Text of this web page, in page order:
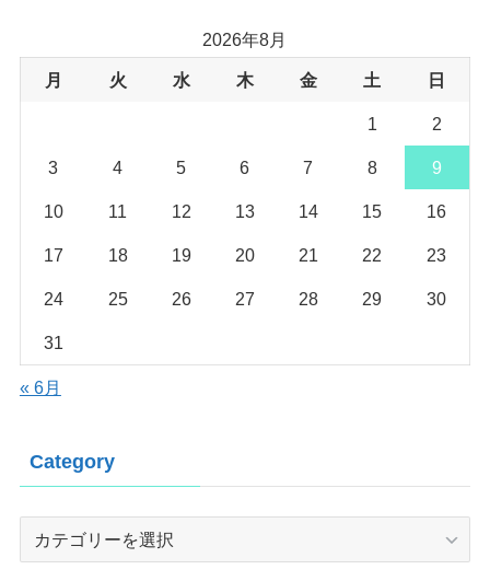
2026年8月
月 火 水 木 金 土 日
1 2
3 4 5 6 7 8 9
10 11 12 13 14 15 16
17 18 19 20 21 22 23
24 25 26 27 28 29 30
31
« 6月
Category
Category